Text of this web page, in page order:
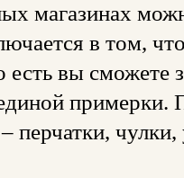
магазинах
в том,
вы сможете
перчатки,